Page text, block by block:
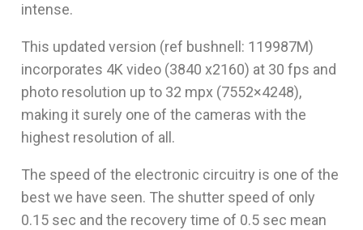
intense.
This updated version (ref bushnell: 119987M)
incorporates 4K video (3840 x2160) at 30 fps and
photo resolution up to 32 mpx (7552×4248),
making it surely one of the cameras with the
highest resolution of all.
The speed of the electronic circuitry is one of the
best we have seen. The shutter speed of only
0.15 sec and the recovery time of 0.5 sec mean